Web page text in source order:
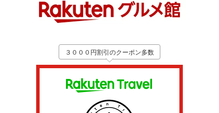
３０００円割引のクーポン多数